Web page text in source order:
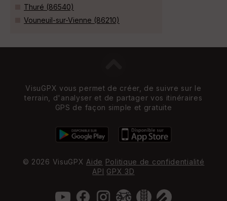
Thuré (86540)
Vouneuil-sur-Vienne (86210)
VisuGPX vous permet de créer, de suivre sur le
terrain, d'analyser et de partager vos itinéraires
GPS de façon simple et gratuite
© 2026 VisuGPX Aide Politique de confidentialité
API GPX 3D